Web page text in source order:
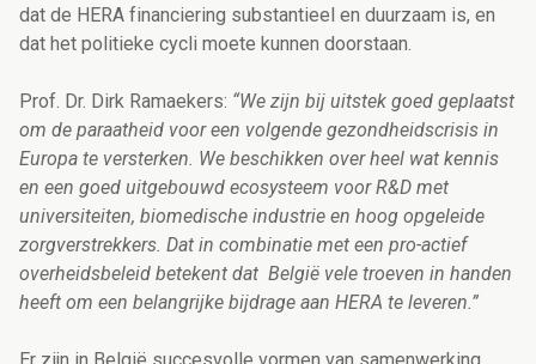
dat de HERA financiering substantieel en duurzaam is, en
dat het politieke cycli moete kunnen doorstaan.
Prof. Dr. Dirk Ramaekers: “We zijn bij uitstek goed geplaatst
om de paraatheid voor een volgende gezondheidscrisis in
Europa te versterken. We beschikken over heel wat kennis
en een goed uitgebouwd ecosysteem voor R&D met
universiteiten, biomedische industrie en hoog opgeleide
zorgverstrekkers. Dat in combinatie met een pro-actief
overheidsbeleid betekent dat België vele troeven in handen
heeft om een belangrijke bijdrage aan HERA te leveren.”